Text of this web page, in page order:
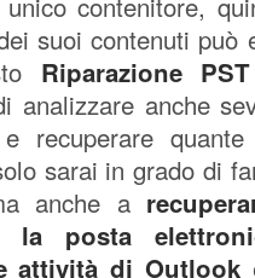
suoi contenuti può
Riparazione
analizzare anche
recuperare quante
sarai in grado di
anche a
la posta
attività di Outlook